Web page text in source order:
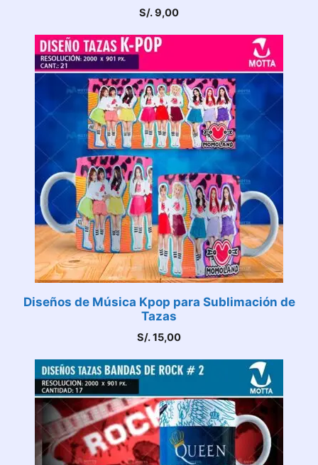
S/.9,00
Diseños de Música Kpop para Sublimación de
Tazas
S/.15,00